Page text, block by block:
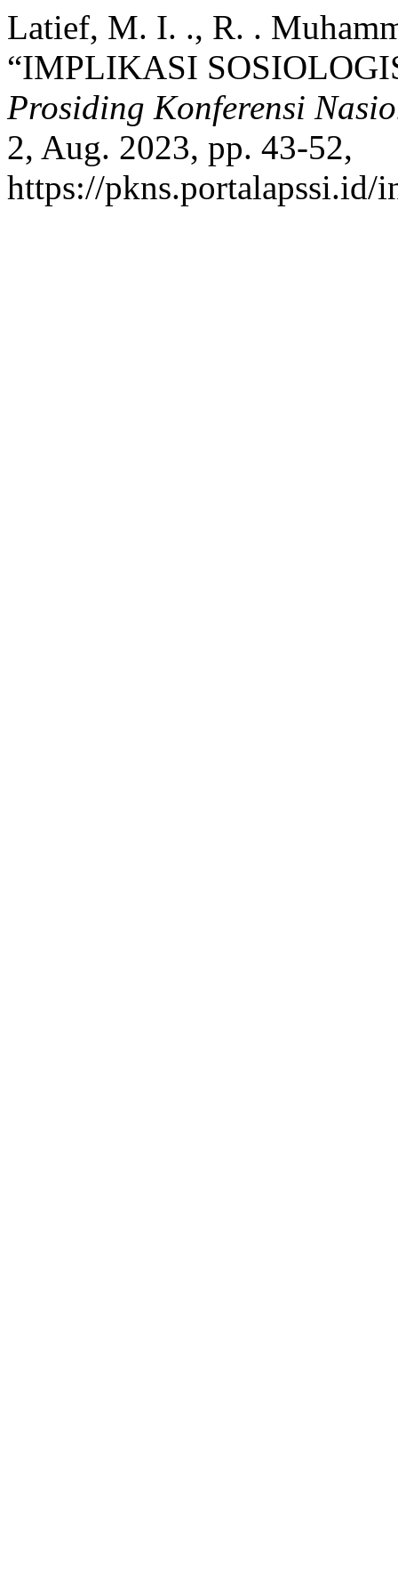
Latief, M. I. ., R. .
“IMPLIKASI
Prosiding Konferensi
2, Aug. 2023, pp. 43-52,
https://pkns.portalapssi.id/